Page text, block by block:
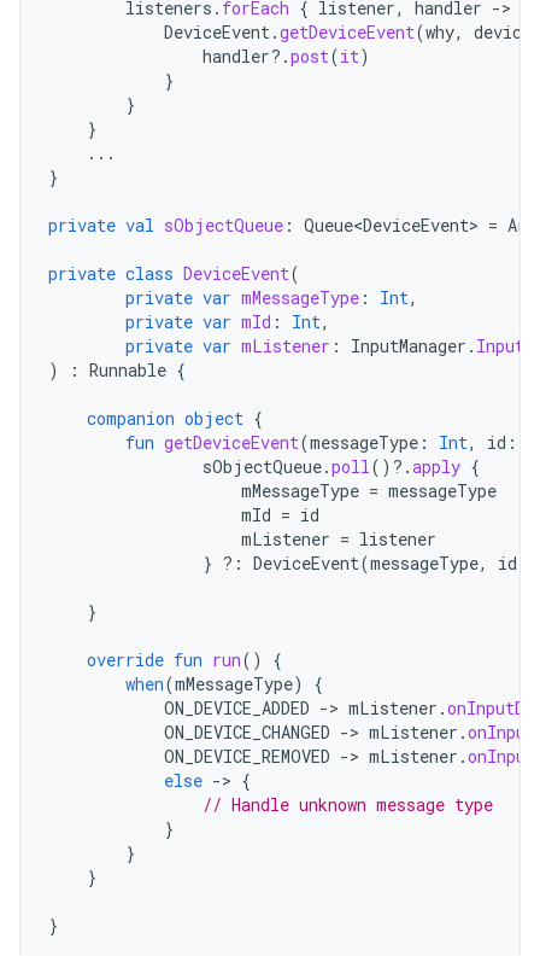
listeners . forEach { listener, handler -
DeviceEvent.getDeviceEvent(why,
handler?.post(it)
}
}
}
...
}
private val sObjectQueue : Queue<DeviceEvent> =
private class DeviceEvent(
private var mMessageType : Int,
private var mId : Int,
private var mListener : InputManager .
)
: Runnable {
companion object {
fun getDeviceEvent(messageType : Int, id :
sObjectQueue.poll() ?.apply {
mMessageType = messageType
mId = id
mListener = listener
} ?: DeviceEvent(messageType, id
}
override fun run()
{
when(mMessageType)
{
ON_DEVICE_ADDED -> mListener .
ON_DEVICE_CHANGED -> mListener .
ON_DEVICE_REMOVED -> mListener .
else -> {
// Handle unknown message type
}
}
}
}